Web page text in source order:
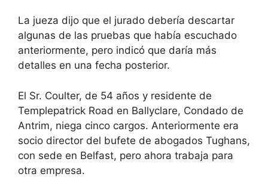
La jueza dijo que el jurado debería descartar
algunas de las pruebas que había escuchado
anteriormente, pero indicó que daría más
detalles en una fecha posterior.
El Sr. Coulter, de 54 años y residente de
Templepatrick Road en Ballyclare, Condado de
Antrim, niega cinco cargos. Anteriormente era
socio director del bufete de abogados Tughans,
con sede en Belfast, pero ahora trabaja para
otra empresa.